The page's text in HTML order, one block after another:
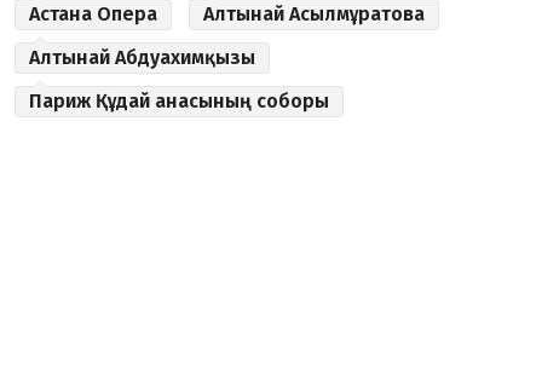
Астана Опера
Алтынай Асылмұратова
Алтынай Абдуахимқызы
Париж Құдай анасының соборы